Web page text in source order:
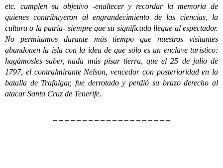
etc. cumplen su objetivo -enaltecer y recordar la memoria de
quienes contribuyeron al engrandecimiento de las ciencias, la
cultura o la patria- siempre que su significado llegue al espectador.
No permitamos durante más tiempo que nuestros visitantes
abandonen la isla con la idea de que sólo es un enclave turístico:
hagámosles saber, nada más pisar tierra, que el 25 de julio de
1797, el contralmirante Nelson, vencedor con posterioridad en la
batalla de Trafalgar, fue derrotado y perdió su brazo derecho al
atacar Santa Cruz de Tenerife.
– – – – – – – – – – – – – – – – – – – –